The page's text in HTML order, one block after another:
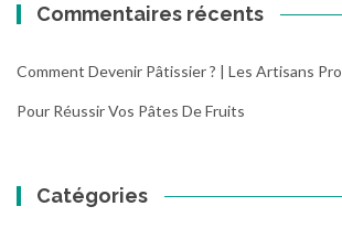
Commentaires récents
Comment Devenir Pâtissier ? | Les Artisans Pro
Pour Réussir Vos Pâtes De Fruits
Catégories